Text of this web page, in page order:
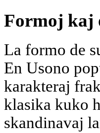
Formoj kaj
La formo de
En Usono
karakteraj
klasika kuko
skandinavaj